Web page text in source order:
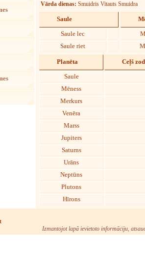
Vārda dienas: Smuidris Vitauts Smuidra
Saule
Saule lec
Saule riet
Planēta Ceļš
Saule
Mēness
Merkurs
Venēra
Marss
Jupiters
Saturns
Urāns
Neptūns
Plutons
Hīrons
Izmantojot lapā ievietoto informāciju,